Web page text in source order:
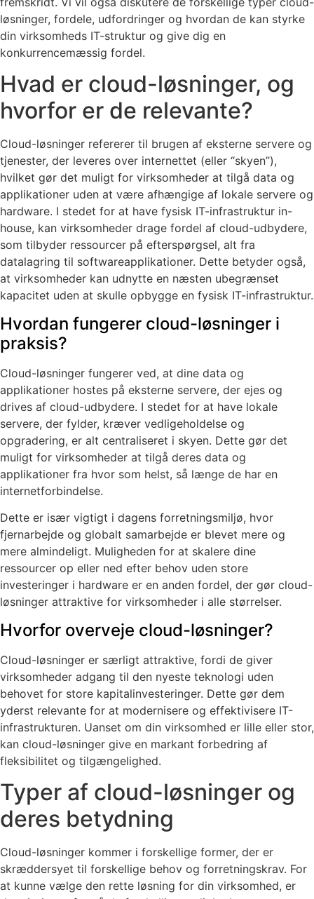
løsninger, fordele, udfordringer og hvordan de kan styrke
din virksomheds IT-struktur og give dig en
konkurrencemæssig fordel.
Hvad er cloud-løsninger, og
hvorfor er de relevante?
Cloud-løsninger refererer til brugen af eksterne servere og
tjenester, der leveres over internettet (eller “skyen”),
hvilket gør det muligt for virksomheder at tilgå data og
applikationer uden at være afhængige af lokale servere og
hardware. I stedet for at have fysisk IT-infrastruktur in-
house, kan virksomheder drage fordel af cloud-udbydere,
som tilbyder ressourcer på efterspørgsel, alt fra
datalagring til softwareapplikationer. Dette betyder også,
at virksomheder kan udnytte en næsten ubegrænset
kapacitet uden at skulle opbygge en fysisk IT-infrastruktur.
Hvordan fungerer cloud-løsninger i
praksis?
Cloud-løsninger fungerer ved, at dine data og
applikationer hostes på eksterne servere, der ejes og
drives af cloud-udbydere. I stedet for at have lokale
servere, der fylder, kræver vedligeholdelse og
opgradering, er alt centraliseret i skyen. Dette gør det
muligt for virksomheder at tilgå deres data og
applikationer fra hvor som helst, så længe de har en
internetforbindelse.
Dette er især vigtigt i dagens forretningsmiljø, hvor
fjernarbejde og globalt samarbejde er blevet mere og
mere almindeligt. Muligheden for at skalere dine
ressourcer op eller ned efter behov uden store
investeringer i hardware er en anden fordel, der gør cloud-
løsninger attraktive for virksomheder i alle størrelser.
Hvorfor overveje cloud-løsninger?
Cloud-løsninger er særligt attraktive, fordi de giver
virksomheder adgang til den nyeste teknologi uden
behovet for store kapitalinvesteringer. Dette gør dem
yderst relevante for at modernisere og effektivisere IT-
infrastrukturen. Uanset om din virksomhed er lille eller stor,
kan cloud-løsninger give en markant forbedring af
fleksibilitet og tilgængelighed.
Typer af cloud-løsninger og
deres betydning
Cloud-løsninger kommer i forskellige former, der er
skræddersyet til forskellige behov og forretningskrav. For
at kunne vælge den rette løsning for din virksomhed, er